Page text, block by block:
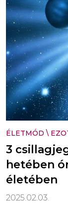
ÉLETMÓD \
3
hetében
életében
2025.02.03.